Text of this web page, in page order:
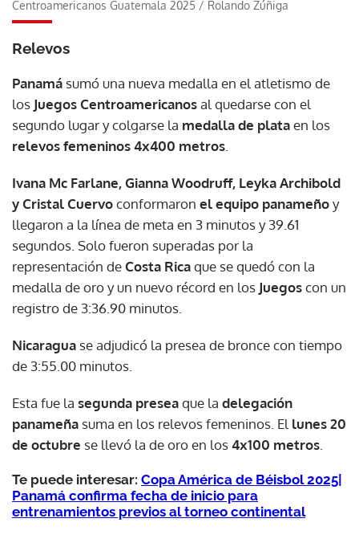
Centroamericanos Guatemala 2025 / Rolando Zúñiga
Relevos
Panamá sumó una nueva medalla en el atletismo de
los Juegos Centroamericanosal quedarse con el
segundo lugar y colgarse la medalla de plataen los
relevos femeninos 4x400 metros.
Ivana Mc Farlane, Gianna Woodruff, Leyka Archibold
y Cristal Cuervoconformaron el equipo panameñoy
llegaron a la línea de meta en 3 minutos y 39.61
segundos. Solo fueron superadas por la
representación deCosta Ricaque se quedó con la
medalla de oro y un nuevo récord en los Juegoscon un
registro de 3:36.90 minutos.
Nicaragua se adjudicó la presea de bronce con tiempo
de 3:55.00 minutos.
Esta fue la segunda preseaque la delegación
panameña suma en los relevos femeninos. El lunes 20
de octubre se llevó la de oro en los4x100 metros.
Te puede interesar: Copa América de Béisbol 2025|
Panamá confirma fecha de inicio para
entrenamientos previos al torneo continental